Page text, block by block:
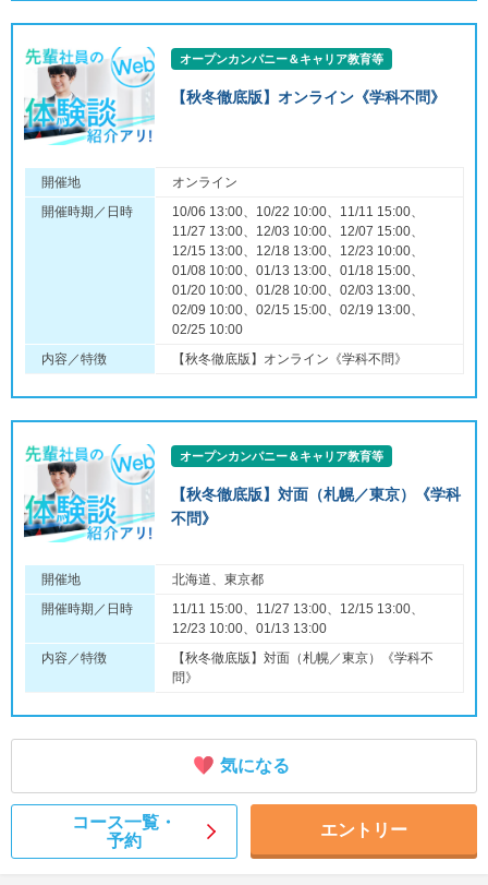
オープンカンパニー＆キャリア教育等
【秋冬徹底版】オンライン《学科不問》
開催地
オンライン
開催時期／日時
10/06 13:00、10/22 10:00、11/11 15:00、
11/27 13:00、12/03 10:00、12/07 15:00、
12/15 13:00、12/18 13:00、12/23 10:00、
01/08 10:00、01/13 13:00、01/18 15:00、
01/20 10:00、01/28 10:00、02/03 13:00、
02/09 10:00、02/15 15:00、02/19 13:00、
02/25 10:00
内容／特徴
【秋冬徹底版】オンライン《学科不問》
オープンカンパニー＆キャリア教育等
【秋冬徹底版】対面（札幌／東京）《学科
不問》
開催地
北海道、東京都
開催時期／日時
11/11 15:00、11/27 13:00、12/15 13:00、
12/23 10:00、01/13 13:00
内容／特徴
【秋冬徹底版】対面（札幌／東京）《学科不
問》
気になる
コース一覧・
予約
エントリー